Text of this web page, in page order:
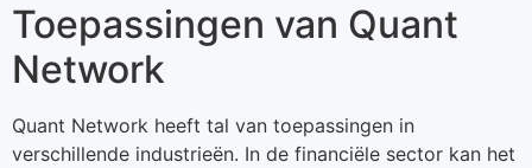
Toepassingen van Quant
Network
Quant Network heeft tal van toepassingen in
verschillende industrieën. In de financiële sector kan het